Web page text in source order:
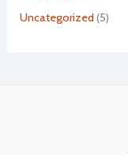
Uncategorized (5)